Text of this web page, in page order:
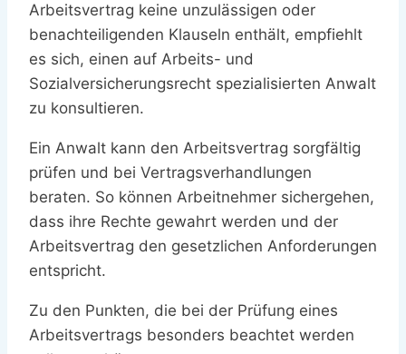
Arbeitsvertrag keine unzulässigen oder
benachteiligenden Klauseln enthält, empfiehlt
es sich, einen auf Arbeits- und
Sozialversicherungsrecht spezialisierten Anwalt
zu konsultieren.
Ein Anwalt kann den Arbeitsvertrag sorgfältig
prüfen und bei Vertragsverhandlungen
beraten. So können Arbeitnehmer sichergehen,
dass ihre Rechte gewahrt werden und der
Arbeitsvertrag den gesetzlichen Anforderungen
entspricht.
Zu den Punkten, die bei der Prüfung eines
Arbeitsvertrags besonders beachtet werden